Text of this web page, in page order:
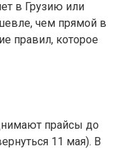
в Грузию или
чем прямой в
правил, которое
прайсы до
11 мая). В